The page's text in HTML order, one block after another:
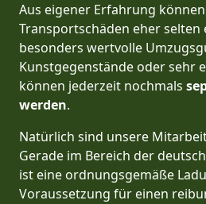
Aus eigener Erfahrung
Transportschäden eher selten
besonders wertvolle
Kunstgegenstände oder sehr
können jederzeit nochmals
werden.
Natürlich sind unsere
Gerade im Bereich der
ist eine ordnungsgemäße
Voraussetzung für einen